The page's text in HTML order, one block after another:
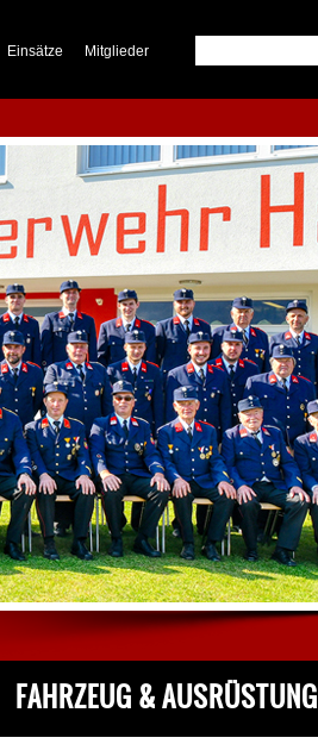
Einsätze Mitglieder
FAHRZEUG & AUSRÜSTUNG